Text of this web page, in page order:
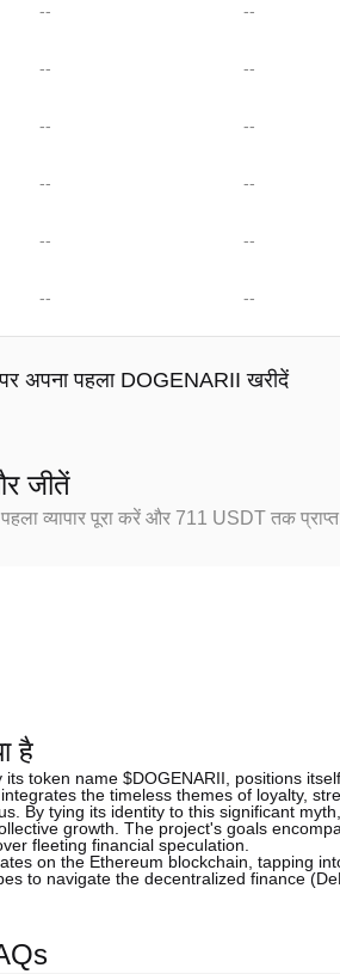
-- --
-- --
-- --
-- --
-- --
-- --
अपना पहला DOGENARII खरीदें
जीतें
व्यापार पूरा करें और 711 USDT तक
है
token name $DOGENARII, positions
the timeless themes of loyalty,
By tying its identity to this significant
growth. The project's goals
fleeting financial speculation.
on the Ethereum blockchain, tapping
to navigate the decentralized finance